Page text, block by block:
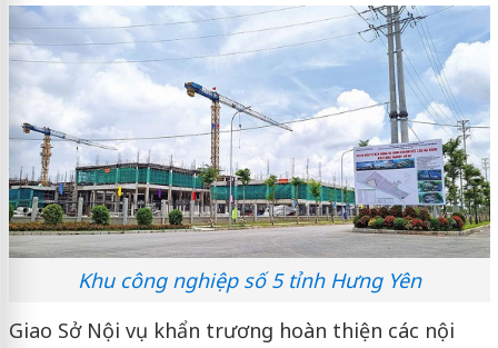
Khu công nghiệp số 5 tỉnh Hưng Yên
Giao Sở Nội vụ khẩn trương hoàn thiện các nội